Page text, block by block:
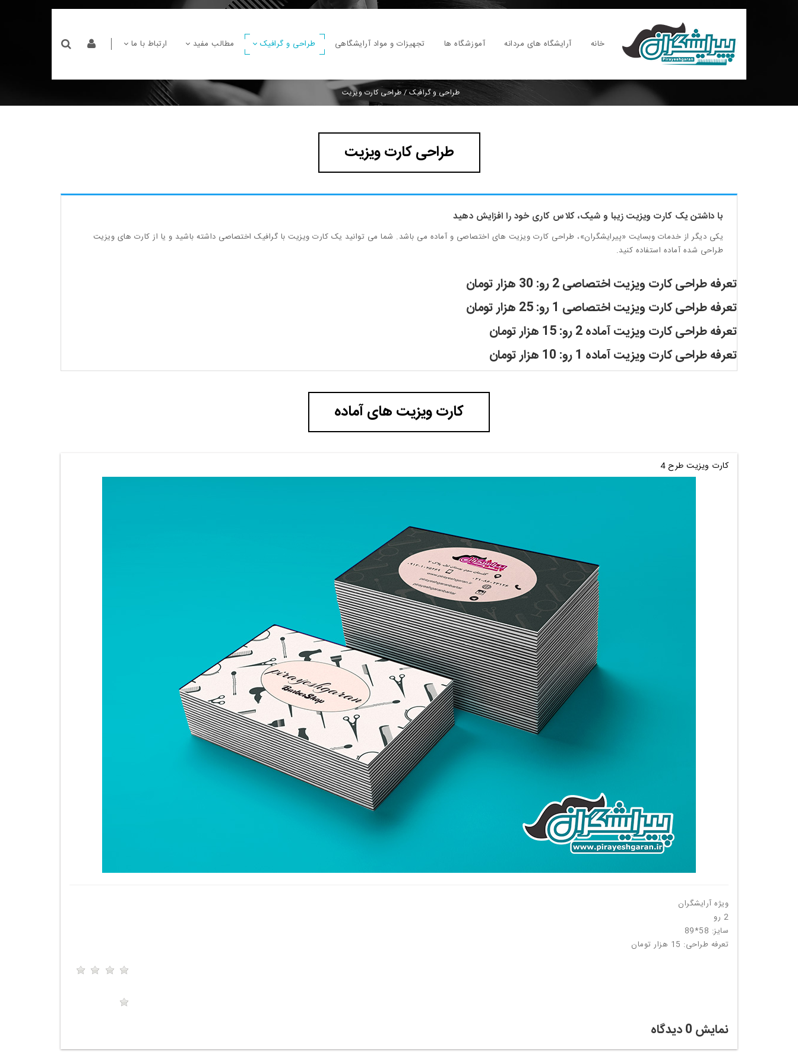
خانه آرایشگاه های مردانه آموزشگاه ها تجهیزات و مواد آرایشگاهی طراحی و گرافیک مطالب مفید ارتباط با ما
طراحی و گرافیک/طراحی کارت ویزیت
طراحی کارت ویزیت
با داشتن یک کارت ویزیت زیبا و شیک، کلاس کاری خود را افزایش دهید
یکی دیگر از خدمات وبسایت «پیرایشگران»، طراحی کارت ویزیت های اختصاصی و آماده می باشد. شما می توانید یک کارت ویزیت با گرافیک اختصاصی داشته باشید و یا از کارت های ویزیت
طراحی شده آماده استفاده کنید.
تعرفه طراحی کارت ویزیت اختصاصی 2 رو: 30 هزار تومان
تعرفه طراحی کارت ویزیت اختصاصی 1 رو: 25 هزار تومان
تعرفه طراحی کارت ویزیت آماده 2 رو: 15 هزار تومان
تعرفه طراحی کارت ویزیت آماده 1 رو: 10 هزار تومان
کارت ویزیت های آماده
کارت ویزیت طرح 4
ویژه آرایشگران
2 رو
سایز: 58*89
تعرفه طراحی: 15 هزار تومان
نمایش 0دیدگاه